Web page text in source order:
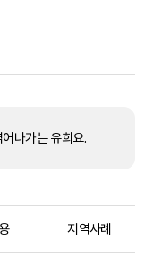
나가는 유희요.
지역사례